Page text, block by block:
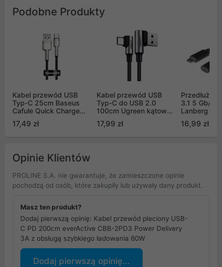
Podobne Produkty
Kabel przewód USB
Typ-C 25cm Baseus
Cafule Quick Charge
szybkiego ładowania -
17,49 zł
Kabel przewód USB
Typ-C do USB 2.0
100cm Ugreen kątowy
szary (US176 20856)
17,99 zł
3.1 5 Gb/s
Lanberg
16,99 zł
Opinie Klientów
PROLINE S.A. nie gwarantuje, że zamieszczone opinie
pochodzą od osób, które zakupiły lub używały dany produkt.
Masz ten produkt?
Dodaj pierwszą opinię: Kabel przewód pleciony USB-
C PD 200cm everActive CBB-2PD3 Power Delivery
3A z obsługą szybkiego ładowania 60W
Dodaj pierwszą opinię...